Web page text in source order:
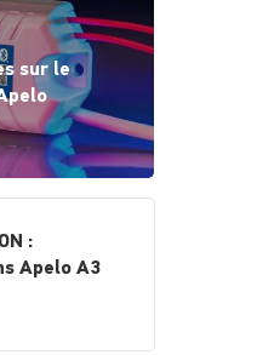
sur le
:
Apelo A3